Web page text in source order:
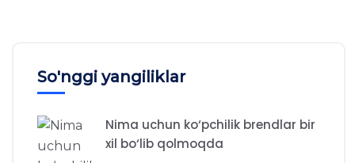
So'nggi yangiliklar
Nima uchun ko‘pchilik brendlar bir
xil bo‘lib qolmoqda